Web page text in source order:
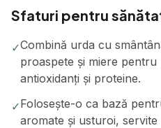
Sfaturi pentru
✓Combină urda cu
proaspete și miere
antioxidanți și proteine.
✓Folosește-o ca bază
aromate și usturoi,